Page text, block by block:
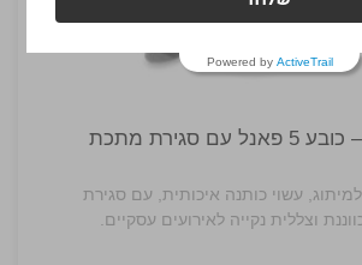
למיתוג, עשוי כותנה איכותית, עם סגירת
וצללית נקייה לאירועים עסקיים.
Powered by ActiveTrail